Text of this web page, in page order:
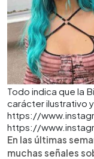
Todo indica que la
carácter ilustrativo
https://
https://
En las últimas
muchas señales